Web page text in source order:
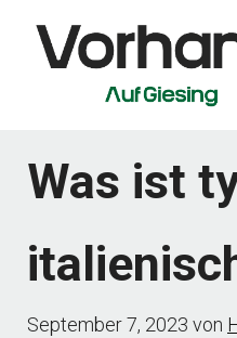
Was ist
September 7, 2023 von